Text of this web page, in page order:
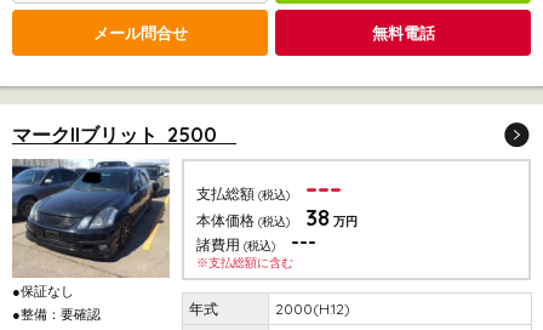
メール問合せ 無料電話
マークIIブリット 2500
●保証なし
●整備：要確認
支払総額 (税込) ---
本体価格 (税込) 38 万円
諸費用 (税込) ---
※支払総額に含む
2000(H.12)